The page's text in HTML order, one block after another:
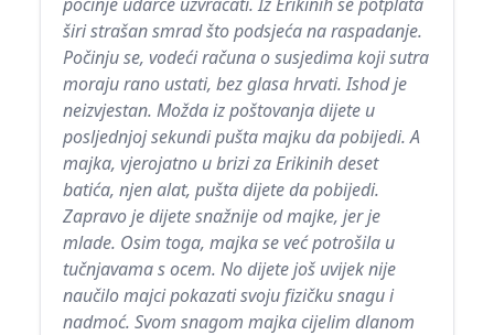
širi strašan smrad što podsjeća na raspadanje.
Počinju se, vodeći računa o susjedima koji sutra
moraju rano ustati, bez glasa hrvati. Ishod je
neizvjestan. Možda iz poštovanja dijete u
posljednjoj sekundi pušta majku da pobijedi. A
majka, vjerojatno u brizi za Erikinih deset
batića, njen alat, pušta dijete da pobijedi.
Zapravo je dijete snažnije od majke, jer je
mlade. Osim toga, majka se već potrošila u
tučnjavama s ocem. No dijete još uvijek nije
naučilo majci pokazati svoju fizičku snagu i
nadmoć. Svom snagom majka cijelim dlanom